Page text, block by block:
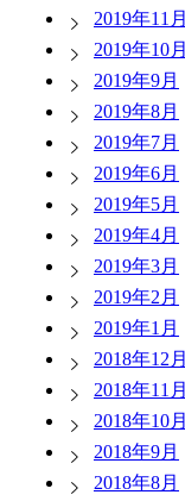
2019年11月
2019年10月
2019年9月
2019年8月
2019年7月
2019年6月
2019年5月
2019年4月
2019年3月
2019年2月
2019年1月
2018年12月
2018年11月
2018年10月
2018年9月
2018年8月